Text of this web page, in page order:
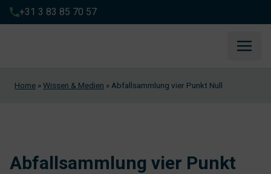
+31 3 83 85 70 57
Home »Wissen & Medien » Abfallsammlung vier Punkt Null
Abfallsammlung vier Punkt